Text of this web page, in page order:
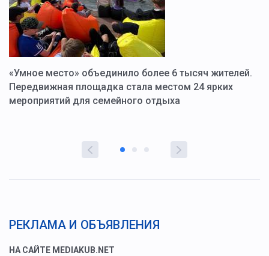
«Умное место» объединило более 6 тысяч жителей.
Передвижная площадка стала местом 24 ярких
мероприятий для семейного отдыха
РЕКЛАМА И ОБЪЯВЛЕНИЯ
НА САЙТЕ MEDIAKUB.NET